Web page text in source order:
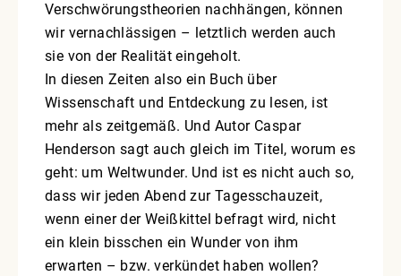
Verschwörungstheorien nachhängen, können
wir vernachlässigen – letztlich werden auch
sie von der Realität eingeholt.
In diesen Zeiten also ein Buch über
Wissenschaft und Entdeckung zu lesen, ist
mehr als zeitgemäß. Und Autor Caspar
Henderson sagt auch gleich im Titel, worum es
geht: um Weltwunder. Und ist es nicht auch so,
dass wir jeden Abend zur Tagesschauzeit,
wenn einer der Weißkittel befragt wird, nicht
ein klein bisschen ein Wunder von ihm
erwarten – bzw. verkündet haben wollen?